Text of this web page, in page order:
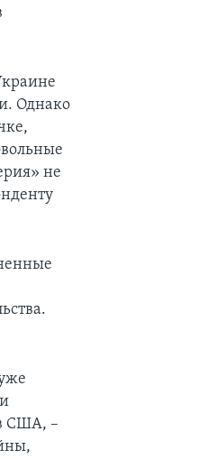
Однако
не
США, –